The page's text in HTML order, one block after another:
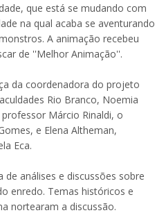
que está se mudando com
na qual acaba se aventurando
A animação recebeu
de ''Melhor Animação''.
da coordenadora do projeto
Rio Branco, Noemia
Márcio Rinaldi, o
e Elena Altheman,
Eca.
análises e discussões sobre
enredo. Temas históricos e
nortearam a discussão.